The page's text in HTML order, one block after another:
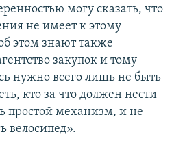
могу сказать, что
не имеет к этому
этом знают также
закупок и тому
нужно всего лишь не быть
кто за что должен нести
простой механизм, и не
велосипед».